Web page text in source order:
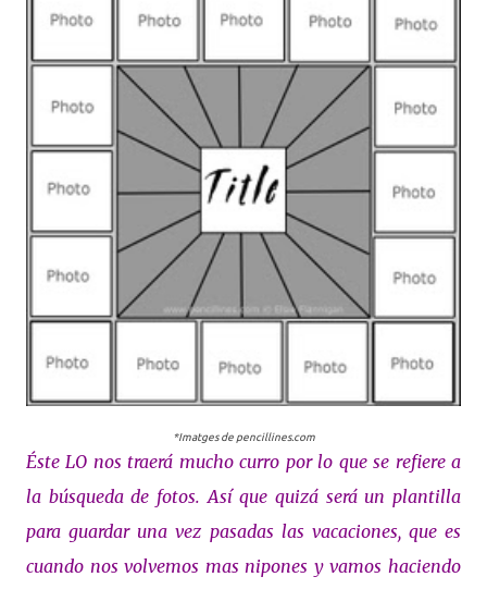
*Imatges de pencillines.com
Éste LO nos traerá mucho curro por lo que se refiere a
la búsqueda de fotos. Así que quizá será un plantilla
para guardar una vez pasadas las vacaciones, que es
cuando nos volvemos mas nipones y vamos haciendo